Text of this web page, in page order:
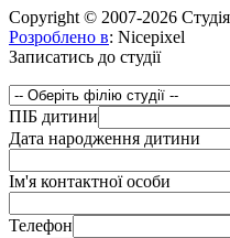
Copyright © 2007-2026
Розроблено в: Nicepixel
Записатись до студії
ПІБ дитини
Дата народження дитини
Ім'я контактної особи
Телефон